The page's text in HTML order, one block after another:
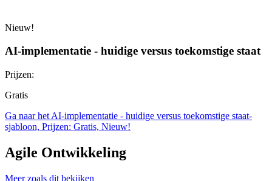
Nieuw!
AI-implementatie - huidige versus toekomstige staat
Prijzen:
Gratis
Ga naar het AI-implementatie - huidige versus toekomstige staat-
sjabloon, Prijzen: Gratis, Nieuw!
Agile Ontwikkeling
Meer zoals dit bekijken